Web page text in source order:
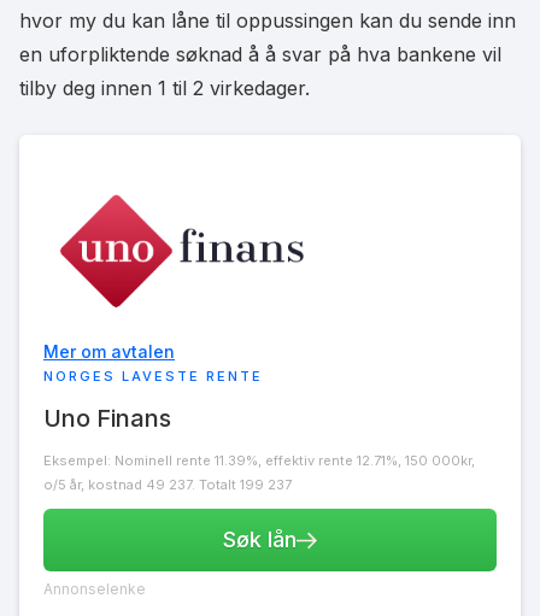
hvor my du kan låne til oppussingen kan du sende inn
en uforpliktende søknad å å svar på hva bankene vil
tilby deg innen 1 til 2 virkedager.
Mer om avtalen
NORGES LAVESTE RENTE
Uno Finans
Eksempel: Nominell rente 11.39%, effektiv rente 12.71%, 150 000kr,
o/5 år, kostnad 49 237. Totalt 199 237
Søk lån
Annonselenke